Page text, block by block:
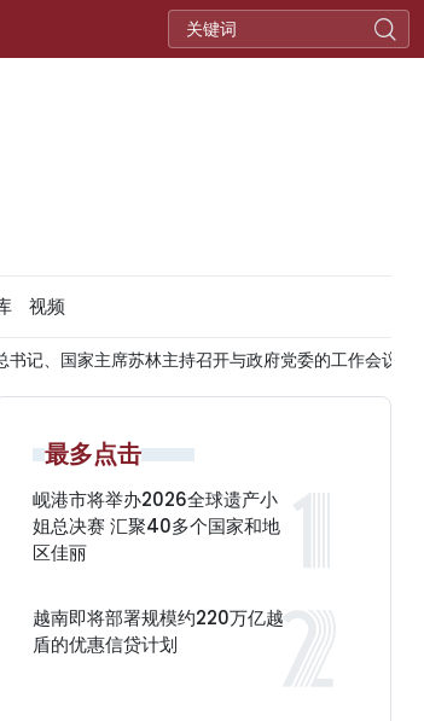
视频
主持召开与政府党委的工作会议【组图】 将广
最多点击
岘港市将举办2026全球遗产小
姐总决赛 汇聚40多个国家和地
区佳丽
越南即将部署规模约220万亿越
盾的优惠信贷计划